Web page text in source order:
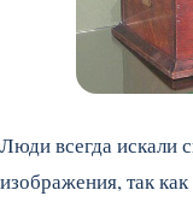
Люди всегда искали
изображения, так